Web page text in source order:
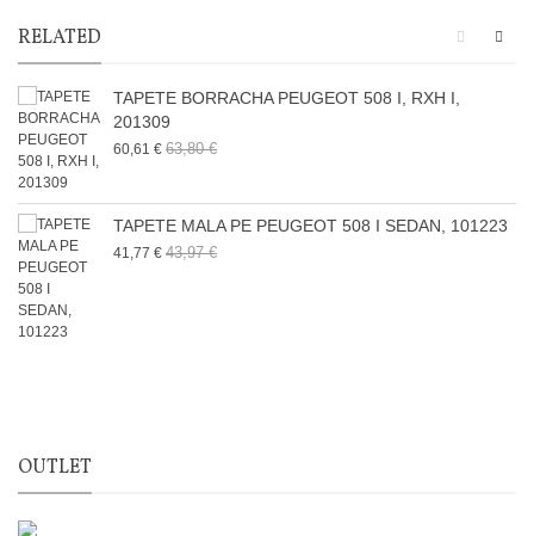
RELATED
TAPETE BORRACHA PEUGEOT 508 I, RXH I,
201309
60,61 € 63,80 €
TAPETE MALA PE PEUGEOT 508 I SEDAN, 101223
41,77 € 43,97 €
OUTLET